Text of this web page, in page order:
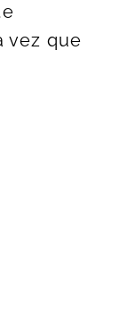
vez que